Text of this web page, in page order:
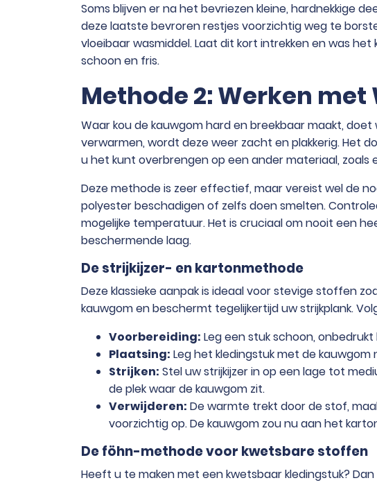
Soms blijven er na het bevriezen kleine, hardnekkige
deze laatste bevroren restjes voorzichtig weg te
vloeibaar wasmiddel. Laat dit kort intrekken en was
schoon en fris.
Methode 2: Werken
Waar kou de kauwgom hard en breekbaar maakt,
verwarmen, wordt deze weer zacht en plakkerig. Het
u het kunt overbrengen op een ander materiaal, zoals
Deze methode is zeer effectief, maar vereist wel de
polyester beschadigen of zelfs doen smelten.
mogelijke temperatuur. Het is cruciaal om nooit een
beschermende laag.
De strijkijzer- en kartonmethode
Deze klassieke aanpak is ideaal voor stevige stoffen
kauwgom en beschermt tegelijkertijd uw strijkplank.
Voorbereiding: Leg een stuk schoon,
Plaatsing: Leg het kledingstuk met de
Strijken: Stel uw strijkijzer in op een lage tot
de plek waar de kauwgom zit.
Verwijderen: De warmte trekt door de stof,
voorzichtig op. De kauwgom zou nu aan het
De föhn-methode voor kwetsbare stoffen
Heeft u te maken met een kwetsbaar kledingstuk?